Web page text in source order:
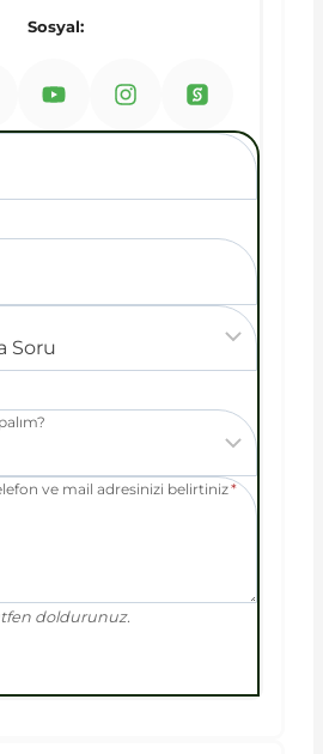
Sosyal:
Telefon ve mail adresinizi belirtiniz*
doldurunuz.